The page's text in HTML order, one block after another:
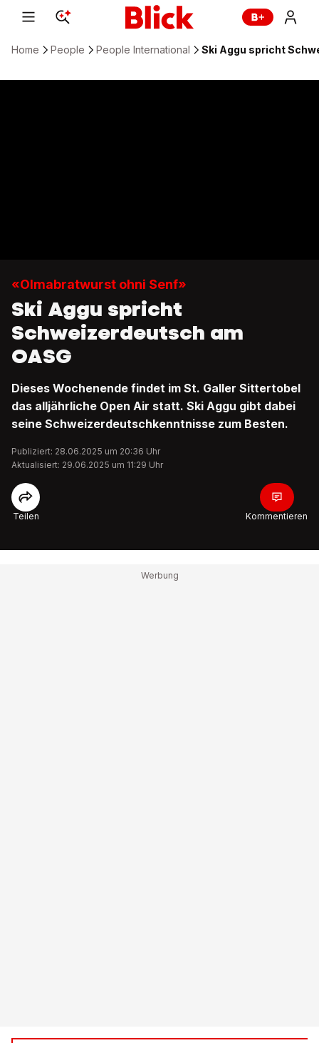
Home People People International Ski Aggu spricht
«Olmabratwurst ohni Senf»
Ski Aggu spricht
Schweizerdeutsch am
OASG
Dieses Wochenende findet im St. Galler Sittertobel
das alljährliche Open Air statt. Ski Aggu gibt dabei
seine Schweizerdeutschkenntnisse zum Besten.
Publiziert: 28.06.2025 um 20:36 Uhr
Aktualisiert: 29.06.2025 um 11:29 Uhr
Teilen Kommentieren